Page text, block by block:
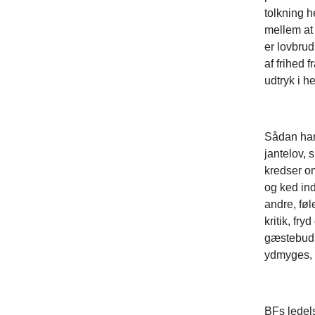
tolkning
mellem
er
af frihed
udtryk i
Sådan
jantelov,
kredser
og ked
andre,
kritik,
BFs